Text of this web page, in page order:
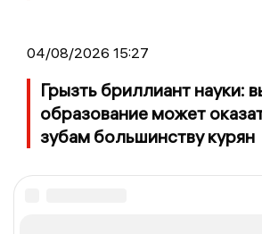
04/08/2026 15:27
Грызть бриллиант науки:
образование может
зубам большинству курян